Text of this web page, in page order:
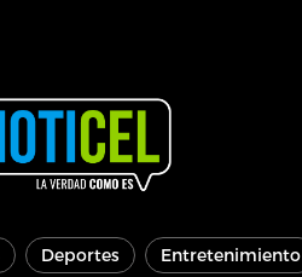
Deportes Entretenimiento